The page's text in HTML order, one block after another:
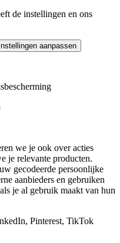
de instellingen en ons
Instellingen aanpassen
we je ook over acties
je relevante producten.
gecodeerde persoonlijke
aanbieders en gebruiken
je al gebruik maakt van hun
Pinterest, TikTok